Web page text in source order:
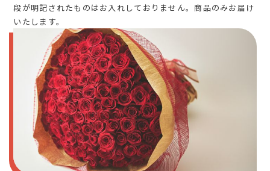
段が明記されたものはお入れしておりません。商品のみお届け
いたします。